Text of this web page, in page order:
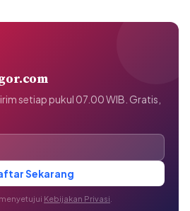
setiap pukul 07.00 WIB. Gratis,
Sekarang
Kebijakan Privasi